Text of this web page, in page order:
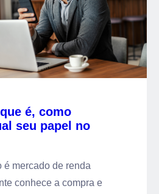
é, como
seu papel no
é mercado de renda
conhece a compra e